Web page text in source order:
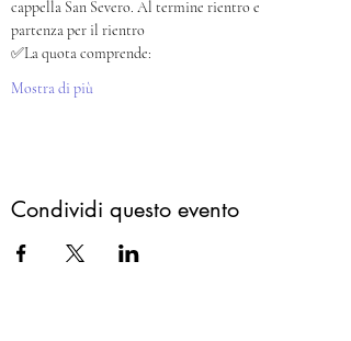
cappella San Severo. Al termine rientro e
partenza per il rientro
✅La quota comprende:
Mostra di più
Condividi questo evento